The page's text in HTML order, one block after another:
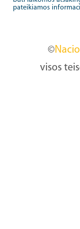
pateikiamos
©
visos